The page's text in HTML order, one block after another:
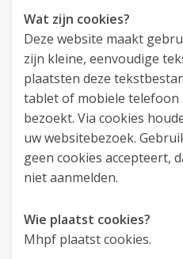
Wat zijn cookies?
Deze website maakt
zijn kleine, eenvoudige
plaatsten deze
tablet of mobiele telefoon
bezoekt. Via cookies
uw websitebezoek.
geen cookies accepteert,
niet aanmelden.
Wie plaatst cookies?
Mhpf plaatst cookies.